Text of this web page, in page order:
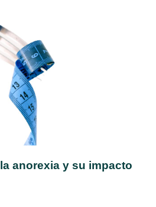
anorexia y su impacto